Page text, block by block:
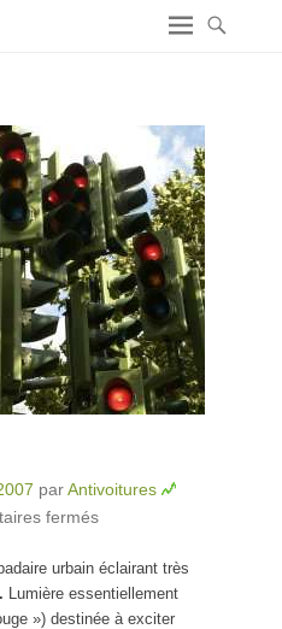
parAntivoitures
fermés
urbain éclairant très
Lumière essentiellement
») destinée à exciter